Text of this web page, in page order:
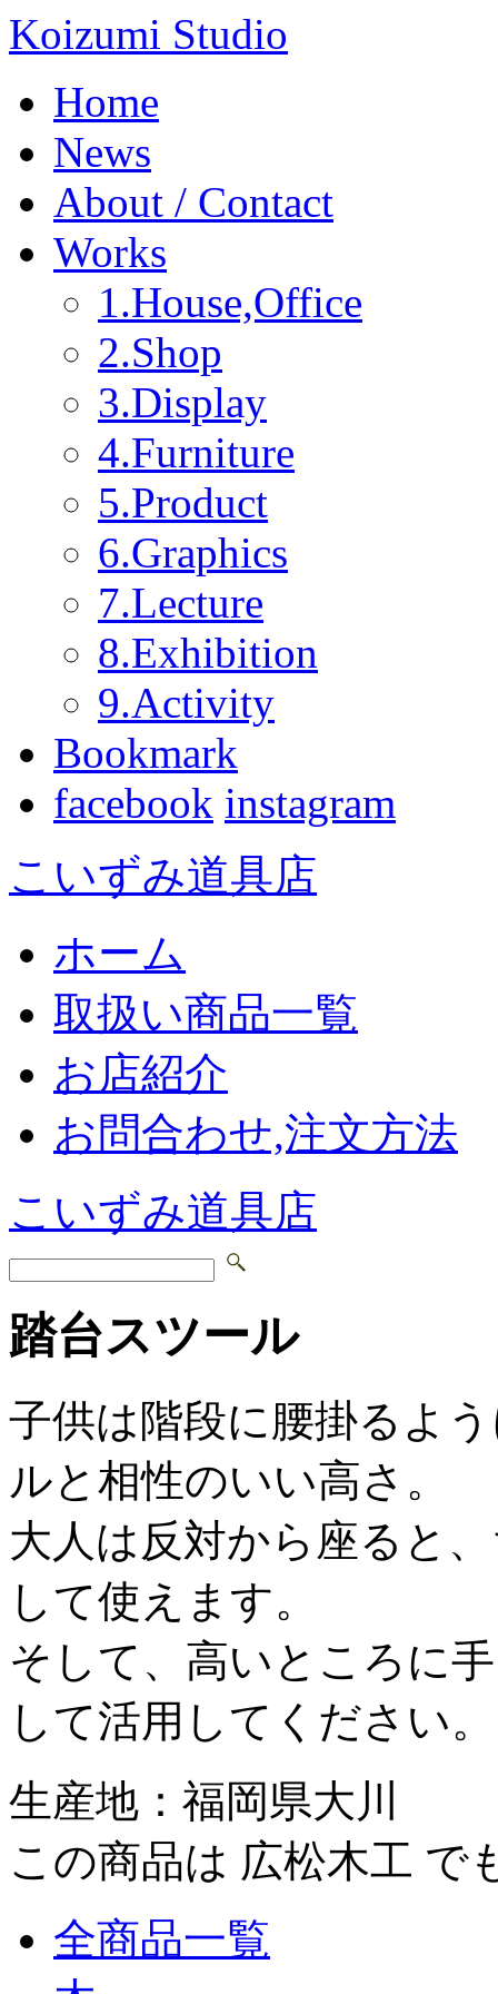
Koizumi Studio
Home
News
About / Contact
Works
1.House,Office
2.Shop
3.Display
4.Furniture
5.Product
6.Graphics
7.Lecture
8.Exhibition
9.Activity
Bookmark
facebook instagram
こいずみ道具店
ホーム
取扱い商品一覧
お店紹介
お問合わせ,注文方法
こいずみ道具店
踏台スツール
子供は階段に腰掛るよ
ルと相性のいい高さ。
大人は反対から座ると
して使えます。
そして、高いところに
して活用してください。
生産地：福岡県大川
この商品は 広松木工 で
全商品一覧